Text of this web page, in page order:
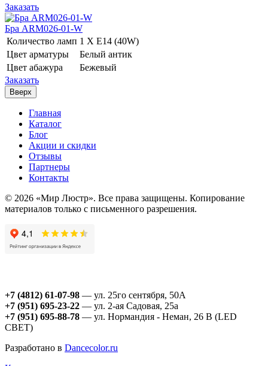
Заказать
Бра ARM026-01-W
Количество ламп 1 Х E14 (40W)
Цвет арматуры
Белый антик
Цвет абажура
Бежевый
Заказать
Вверх
Главная
Каталог
Блог
Акции и скидки
Отзывы
Партнеры
Контакты
© 2026 «Мир Люстр». Все права защищены. Копирование
материалов только с письменного разрешения.
+7 (4812) 61-07-98 — ул. 25го сентября, 50А
+7 (951) 695-23-22 — ул. 2-ая Садовая, 25а
+7 (951) 695-88-78 — ул. Нормандия - Неман, 26 В (LED
СВЕТ)
Разработано в Dancecolor.ru